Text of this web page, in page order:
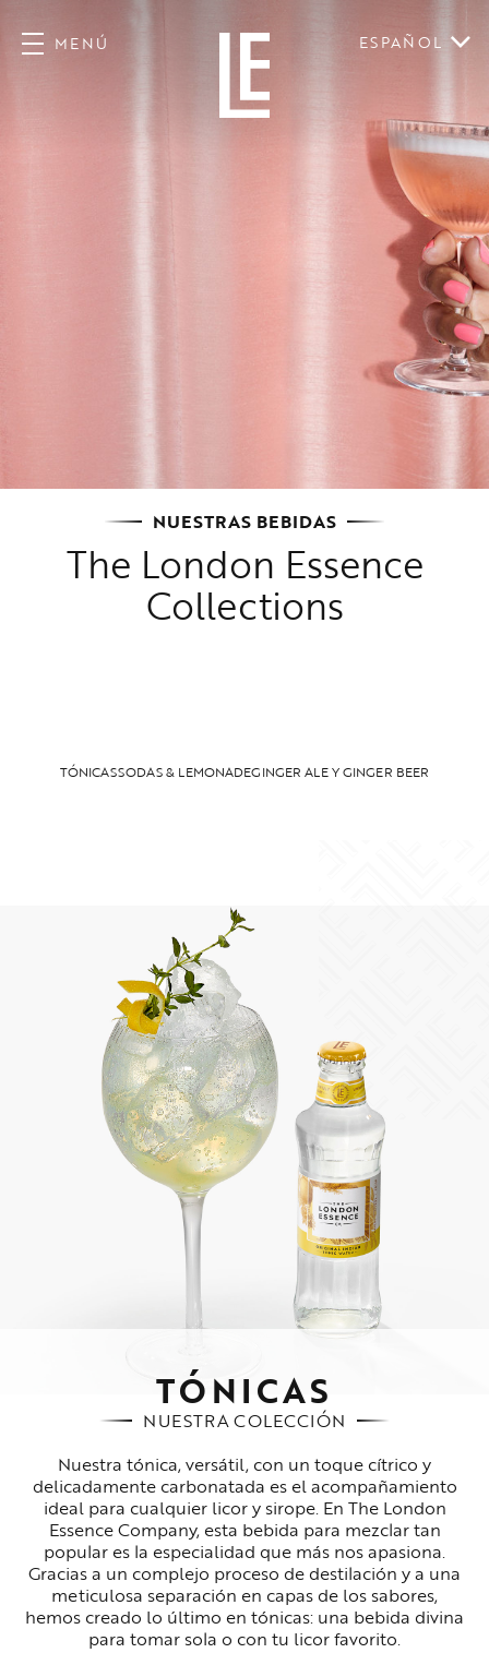
MENÚ ESPAÑOL
NUESTRAS BEBIDAS
The London Essence
Collections
TÓNICASSODAS & LEMONADEGINGER ALE Y GINGER BEER
TÓNICAS
NUESTRA COLECCIÓN
Nuestra tónica, versátil, con un toque cítrico y
delicadamente carbonatada es el acompañamiento
ideal para cualquier licor y sirope. En The London
Essence Company, esta bebida para mezclar tan
popular es la especialidad que más nos apasiona.
Gracias a un complejo proceso de destilación y a una
meticulosa separación en capas de los sabores,
hemos creado lo último en tónicas: una bebida divina
para tomar sola o con tu licor favorito.